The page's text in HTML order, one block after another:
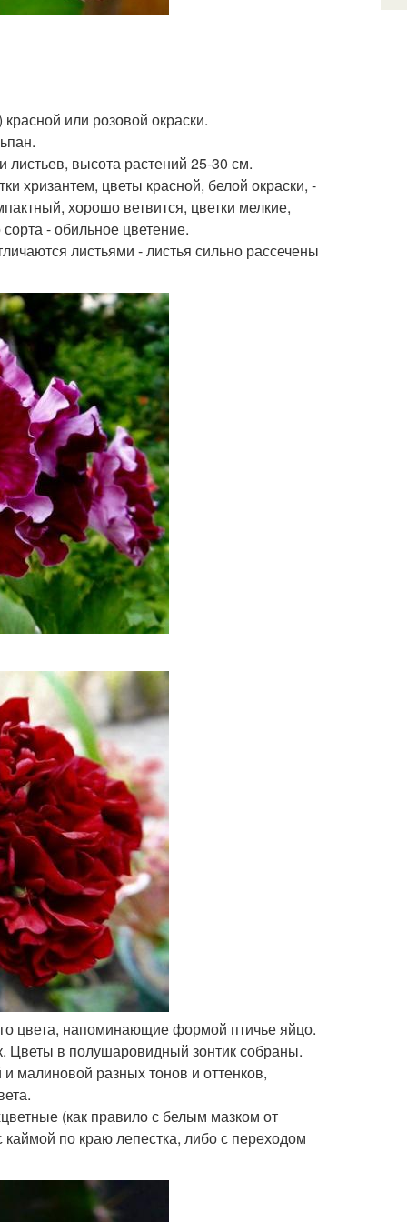
или розовой окраски.
высота растений 25-30 см.
хризантем, цветы красной, белой окраски, -
хорошо ветвится, цветки мелкие,
- обильное цветение.
листьями - листья сильно рассечены
цвета, напоминающие формой птичье яйцо.
Цветы в полушаровидный зонтик собраны.
малиновой разных тонов и оттенков,
(как правило с белым мазком от
по краю лепестка, либо с переходом